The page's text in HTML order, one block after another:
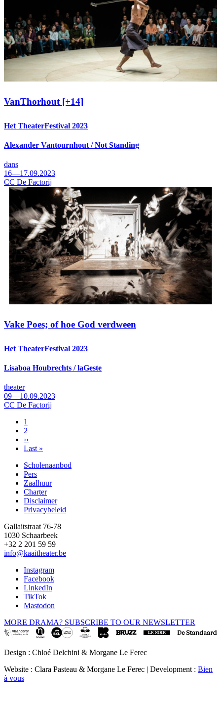
VanThorhout [+14]
Het TheaterFestival 2023
Alexander Vantournhout / Not Standing
dans
16—17.09.2023
CC De Factorij
Vake Poes; of hoe God verdween
Het TheaterFestival 2023
Lisaboa Houbrechts / laGeste
theater
09—10.09.2023
CC De Factorij
Paginering
Pagina
1
Pagina
2
Volgende
pagina
››
Laatste
Last »
Footer
Scholenaanbod
Pers
Zaalhuur
Charter
Disclaimer
Privacybeleid
Gallaitstraat 76-78
1030 Schaarbeek
+32 2 201 59 59
info@kaaitheater.be
Instagram
Facebook
LinkedIn
TikTok
Mastodon
MORE DRAMA? SUBSCRIBE TO OUR NEWSLETTER
Design : Chloé Delchini & Morgane Le Ferec
Website : Clara Pasteau & Morgane Le Ferec | Development : Bien
à vous